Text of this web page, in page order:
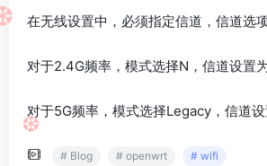
在无线设置中，必须指定信道，信道选
对于2.4G频率，模式选择N，信道设置为
对于5G频率，模式选择Legacy，信道设
# Blog # openwrt # wifi
❆